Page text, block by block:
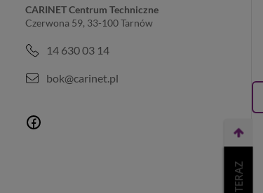
CARINET Centrum Techniczne
Czerwona 59, 33-100 Tarnów
14 630 03 14
bok@carinet.pl